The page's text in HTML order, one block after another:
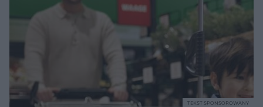
TEKST SPONSOROWANY